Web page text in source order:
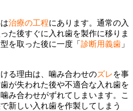
治療の工程にあります。通常の入
た後すぐに入れ歯を製作に移りま
を取った後に一度「 診断用義歯 」
る理由は、噛み合わせのズレ を事
が失われた後や不適合な入れ歯を
み合わせがずれてしまいます。こ
新しい入れ歯を作製してしまう